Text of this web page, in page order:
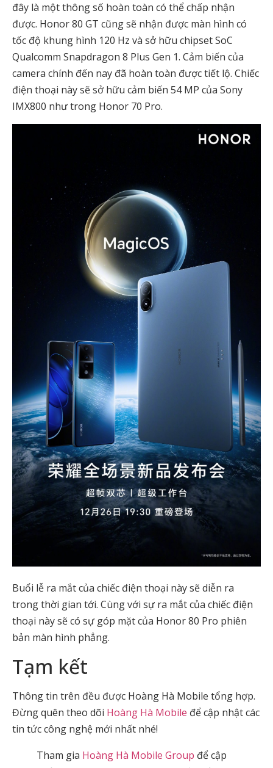
đây là một thông số hoàn toàn có thể chấp nhận
được. Honor 80 GT cũng sẽ nhận được màn hình có
tốc độ khung hình 120 Hz và sở hữu chipset SoC
Qualcomm Snapdragon 8 Plus Gen 1. Cảm biến của
camera chính đến nay đã hoàn toàn được tiết lộ. Chiếc
điện thoại này sẽ sở hữu cảm biến 54 MP của Sony
IMX800 như trong Honor 70 Pro.
Buổi lễ ra mắt của chiếc điện thoại này sẽ diễn ra
trong thời gian tới. Cùng với sự ra mắt của chiếc điện
thoại này sẽ có sự góp mặt của Honor 80 Pro phiên
bản màn hình phẳng.
Tạm kết
Thông tin trên đều được Hoàng Hà Mobile tổng hợp.
Đừng quên theo dõi Hoàng Hà Mobile để cập nhật các
tin tức công nghệ mới nhất nhé!
Tham gia Hoàng Hà Mobile Group để cập